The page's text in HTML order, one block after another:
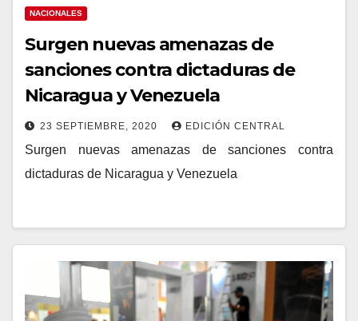
NACIONALES
Surgen nuevas amenazas de
sanciones contra dictaduras de
Nicaragua y Venezuela
23 SEPTIEMBRE, 2020 EDICIÓN CENTRAL
Surgen nuevas amenazas de sanciones contra
dictaduras de Nicaragua y Venezuela